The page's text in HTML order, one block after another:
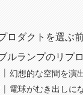
ロダクトを選ぶ
ルランプのリプ
幻想的な空間を演
電球がむき出しに